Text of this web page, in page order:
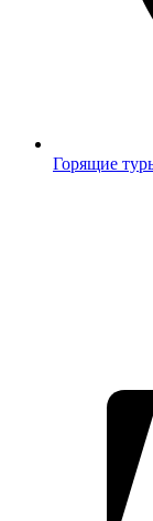
Горящие